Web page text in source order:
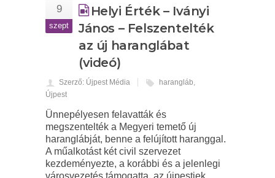
9
szept
Helyi Érték – Iványi
János – Felszentelték
az új haranglábat
(videó)
Szerző: Újpest Média harangláb,
Újpest
Ünnepélyesen felavatták és
megszentelték a Megyeri temető új
haranglábját, benne a felújított haranggal.
A műalkotást két civil szervezet
kezdeményezte, a korábbi és a jelenlegi
városvezetés támogatta, az újpestiek